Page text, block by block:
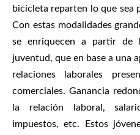
bicicleta reparten lo que sea
Con estas modalidades
se enriquecen a partir de
juventud, que en base a una
relaciones laborales
comerciales. Ganancia
la relación laboral,
impuestos, etc. Estos